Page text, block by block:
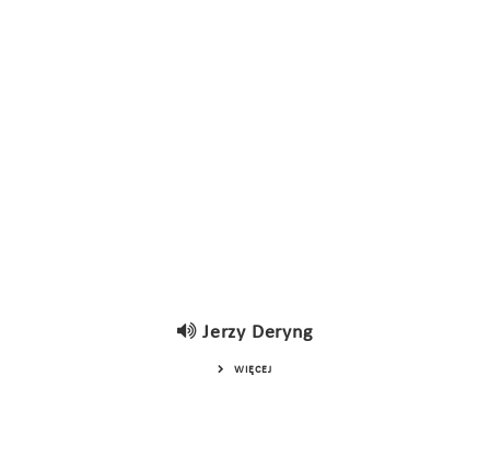
Jerzy Deryng
WIĘCEJ